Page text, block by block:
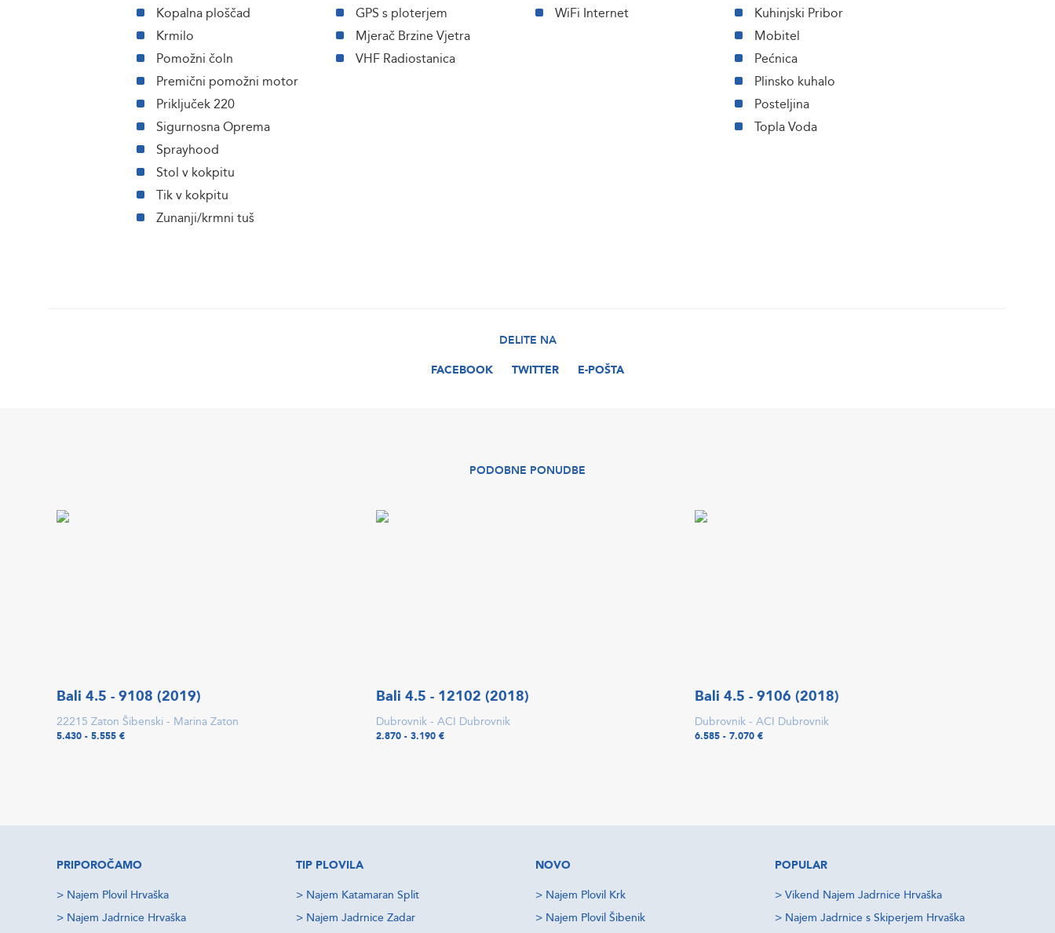
Kopalna ploščad
Krmilo
Pomožni čoln
Premični pomožni motor
Priključek 220
Sigurnosna Oprema
Sprayhood
Stol v kokpitu
Tik v kokpitu
Zunanji/krmni tuš
GPS s ploterjem
Mjerač Brzine Vjetra
VHF Radiostanica
WiFi Internet
Kuhinjski Pribor
Mobitel
Pećnica
Plinsko kuhalo
Posteljina
Topla Voda
DELITE NA
FACEBOOK
TWITTER E-POŠTA
PODOBNE PONUDBE
Bali 4.5 - 9108 (2019)
22215 Zaton Šibenski - Marina Zaton
5.430 - 5.555 €
Bali 4.5 - 12102 (2018)
Dubrovnik - ACI Dubrovnik
2.870 - 3.190 €
Bali 4.5 - 9106 (2018)
Dubrovnik - ACI Dubrovnik
6.585 - 7.070 €
PRIPOROČAMO
> Najem Plovil Hrvaška
> Najem Jadrnice Hrvaška
TIP PLOVILA
> Najem Katamaran Split
> Najem Jadrnice Zadar
NOVO
> Najem Plovil Krk
> Najem Plovil Šibenik
POPULAR
> Vikend Najem Jadrnice Hrvaška
> Najem Jadrnice s Skiperjem Hrvaška